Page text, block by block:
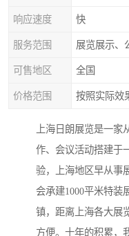
响应速度 快
服务范围 展览展示、
可售地区 全国
价格范围 按照实际效
上海日朗展览是一家
作、会议活动搭建于
验，上海地区早从事
会承建1000平米特装
镇，距离上海各大展
方便。十年的积累，